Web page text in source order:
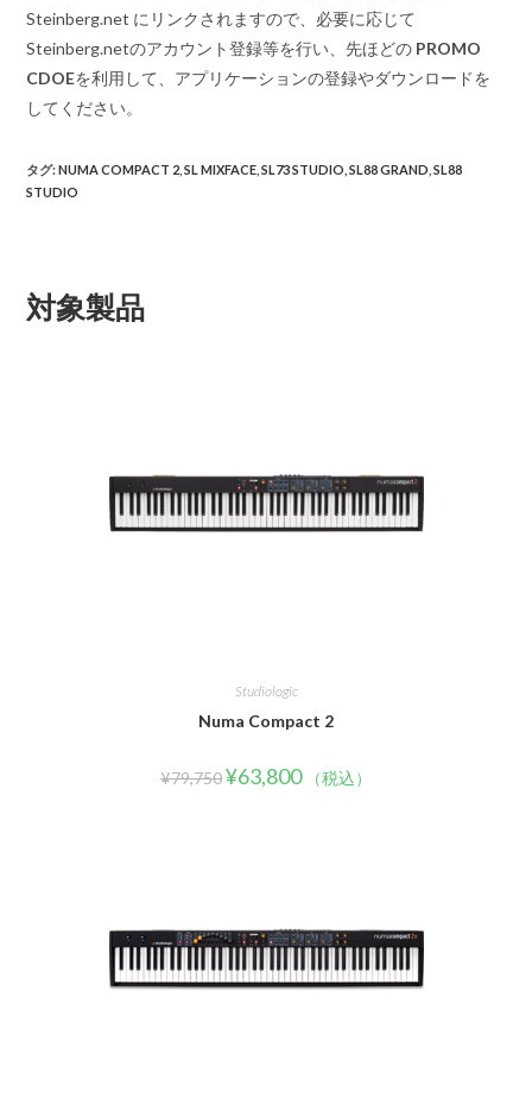
Steinberg.net にリンクされますので、必要に応じて
Steinberg.netのアカウント登録等を行い、先ほどの PROMO
CDOEを利用して、アプリケーションの登録やダウンロードを
してください。
タグ:NUMA COMPACT 2 SL MIXFACE SL73 STUDIO SL88 GRAND SL88
STUDIO
対象製品
Studiologic
Numa Compact 2
¥79,750¥63,800 （税込）